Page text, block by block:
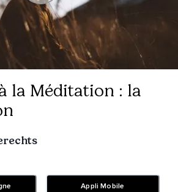
la Méditation : la
Appli Mobile